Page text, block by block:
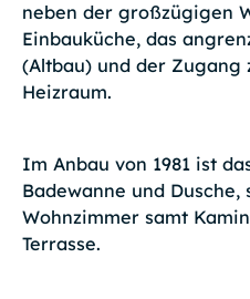
neben der großzügigen
Einbauküche, das
(Altbau) und der Zugang
Heizraum.
Im Anbau von 1981 ist
Badewanne und
Wohnzimmer samt
Terrasse.